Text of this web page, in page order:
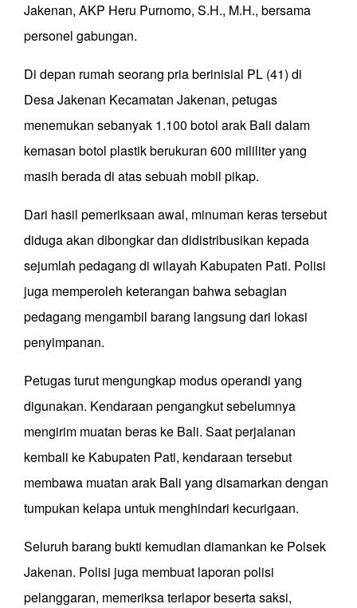
Jakenan, AKP Heru Purnomo, S.H., M.H., bersama
personel gabungan.
Di depan rumah seorang pria berinisial PL (41) di
Desa Jakenan Kecamatan Jakenan, petugas
menemukan sebanyak 1.100 botol arak Bali dalam
kemasan botol plastik berukuran 600 mililiter yang
masih berada di atas sebuah mobil pikap.
Dari hasil pemeriksaan awal, minuman keras tersebut
diduga akan dibongkar dan didistribusikan kepada
sejumlah pedagang di wilayah Kabupaten Pati. Polisi
juga memperoleh keterangan bahwa sebagian
pedagang mengambil barang langsung dari lokasi
penyimpanan.
Petugas turut mengungkap modus operandi yang
digunakan. Kendaraan pengangkut sebelumnya
mengirim muatan beras ke Bali. Saat perjalanan
kembali ke Kabupaten Pati, kendaraan tersebut
membawa muatan arak Bali yang disamarkan dengan
tumpukan kelapa untuk menghindari kecurigaan.
Seluruh barang bukti kemudian diamankan ke Polsek
Jakenan. Polisi juga membuat laporan polisi
pelanggaran, memeriksa terlapor beserta saksi,